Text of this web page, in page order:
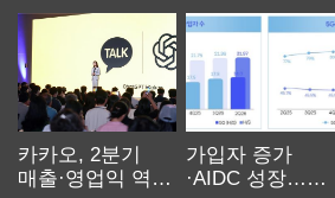
카카오, 2분기
매출·영업익 역대
가입자 증가
·AIDC 성장…